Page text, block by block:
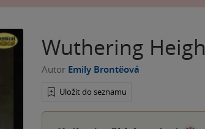
Wuthering
Autor Emily Brontëová
Uložit do seznamu